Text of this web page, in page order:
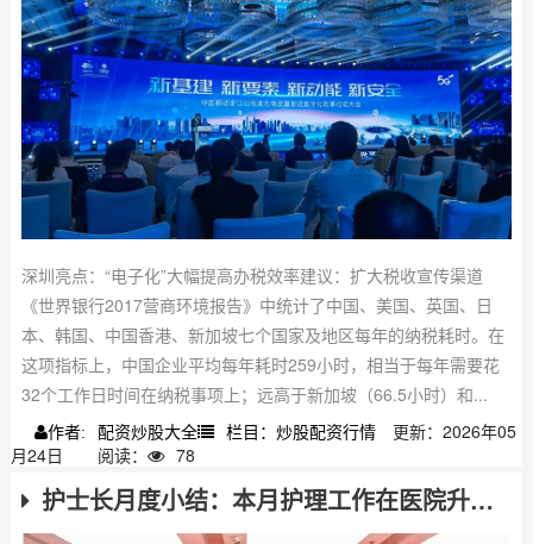
深圳亮点：“电子化”大幅提高办税效率建议：扩大税收宣传渠道
《世界银行2017营商环境报告》中统计了中国、美国、英国、日
本、韩国、中国香港、新加坡七个国家及地区每年的纳税耗时。在
这项指标上，中国企业平均每年耗时259小时，相当于每年需要花
32个工作日时间在纳税事项上；远高于新加坡（66.5小时）和...
作者: 配资炒股大全 栏目：炒股配资行情
更新：2026年05
月24日
阅读： 78
护士长月度小结：本月护理工作在医院升级下的成果与挑战